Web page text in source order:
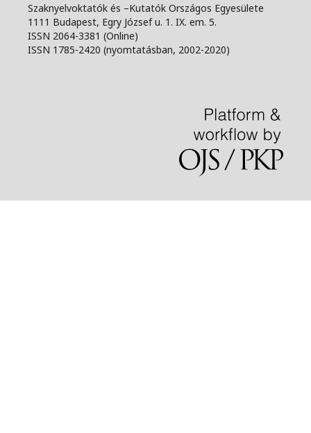
Szaknyelvoktatók és –Kutatók Országos Egyesülete
1111 Budapest, Egry József u. 1. IX. em. 5.
ISSN 2064-3381 (Online)
ISSN 1785-2420 (nyomtatásban, 2002-2020)